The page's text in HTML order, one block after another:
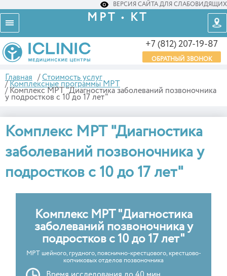
ВЕРСИЯ САЙТА ДЛЯ СЛАБОВИДЯЩИХ
МРТ • КТ
+7 (812) 207-19-87
ОБРАТНЫЙ ЗВОНОК
Главная / Стоимость услуг
/ Комплексные программы МРТ
/ Комплекс МРТ "Диагностика заболеваний позвоночника
у подростков с 10 до 17 лет"
Комплекс МРТ "Диагностика
заболеваний позвоночника у
подростков с 10 до 17 лет"
Комплекс МРТ "Диагностика
заболеваний позвоночника у
подростков с 10 до 17 лет"
МРТ шейного, грудного, пояснично-крестцового, крестцово-
копчиковых отделов позвоночника